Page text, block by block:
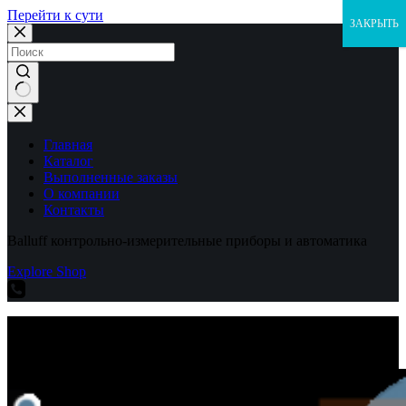
Перейти к сути
Ничего
не
найденоГлавная
Каталог
Выполненные заказы
О компании
Контакты
Balluff контрольно-измерительные приборы и автоматика
Explore Shop
ЗАКРЫТЬ